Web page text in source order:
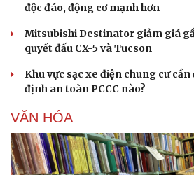
Tư vấn
Săn Tour
check-in
Câu
Hạt
độc đáo, động cơ mạnh hơn
Mitsubishi Destinator giảm giá
quyết đấu CX-5 và Tucson
Khu vực sạc xe điện chung cư
định an toàn PCCC nào?
VĂN HÓA